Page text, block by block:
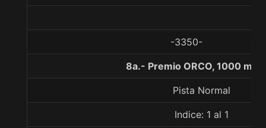
-3350-
8a.- Premio ORCO, 1000
Pista Normal
Indice: 1 al 1